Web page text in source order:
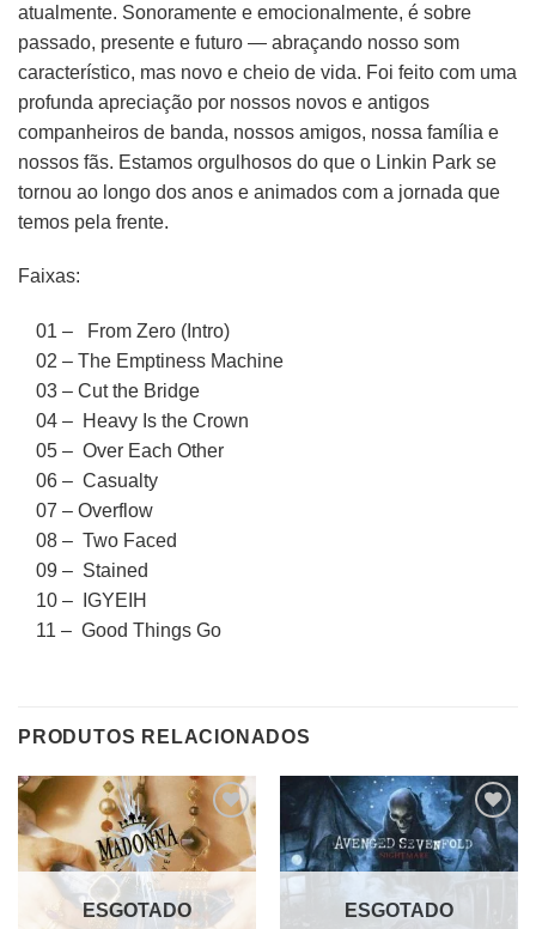
atualmente. Sonoramente e emocionalmente, é sobre
passado, presente e futuro — abraçando nosso som
característico, mas novo e cheio de vida. Foi feito com uma
profunda apreciação por nossos novos e antigos
companheiros de banda, nossos amigos, nossa família e
nossos fãs. Estamos orgulhosos do que o Linkin Park se
tornou ao longo dos anos e animados com a jornada que
temos pela frente.
Faixas:
01 – From Zero (Intro)
02 – The Emptiness Machine
03 – Cut the Bridge
04 – Heavy Is the Crown
05 – Over Each Other
06 – Casualty
07 – Overflow
08 – Two Faced
09 – Stained
10 – IGYEIH
11 – Good Things Go
PRODUTOS RELACIONADOS
Adicionar
a lista de
desejos
ESGOTADO
Adicionar
a lista de
desejos
ESGOTADO